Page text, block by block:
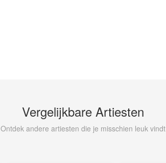
Vergelijkbare Artiesten
Ontdek andere artiesten die je misschien leuk vindt